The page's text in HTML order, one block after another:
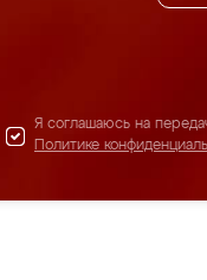
Я соглашаюсь на
Политике